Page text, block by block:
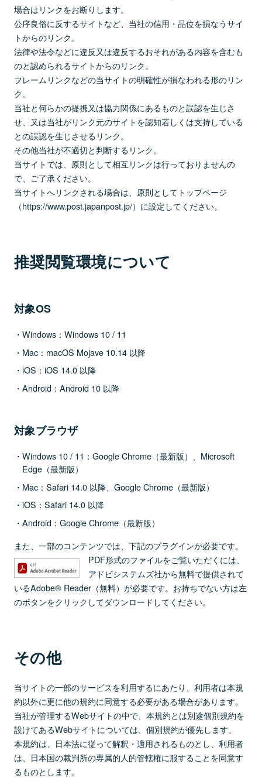
場合はリンクをお断りします。
公序良俗に反するサイトなど、当社の信用・品位を損なうサイ
トからのリンク。
法律や法令などに違反又は違反するおそれがある内容を含むも
のと認められるサイトからのリンク。
フレームリンクなどの当サイトの明確性が損なわれる形のリン
ク。
当社と何らかの提携又は協力関係にあるものと誤認を生じさ
せ、又は当社がリンク元のサイトを認知若しくは支持している
との誤認を生じさせるリンク。
その他当社が不適切と判断するリンク。
当サイトでは、原則として相互リンクは行っておりませんの
で、ご了承ください。
当サイトへリンクされる場合は、原則としてトップページ
（https://www.post.japanpost.jp/）に設定してください。
推奨閲覧環境について
対象OS
Windows：Windows 10 / 11
Mac：macOS Mojave 10.14 以降
iOS：iOS 14.0 以降
Android：Android 10 以降
対象ブラウザ
Windows 10 / 11：Google Chrome（最新版）、Microsoft
Edge（最新版）
Mac：Safari 14.0 以降、Google Chrome（最新版）
iOS：Safari 14.0 以降
Android：Google Chrome（最新版）
また、一部のコンテンツでは、下記のプラグインが必要です。
PDF形式のファイルをご覧いただくには、
アドビシステムズ社から無料で提供されて
いるAdobe® Reader（無料）が必要です。お持ちでない方は左
のボタンをクリックしてダウンロードしてください。
その他
当サイトの一部のサービスを利用するにあたり、利用者は本規
約以外に更に他の規約に同意する必要がある場合があります。
当社が管理するWebサイトの中で、本規約とは別途個別規約を
設けてあるWebサイトについては、個別規約が優先します。
本規約は、日本法に従って解釈・適用されるものとし、利用者
は、日本国の裁判所の専属的人的管轄権に服することを同意す
るものとします。